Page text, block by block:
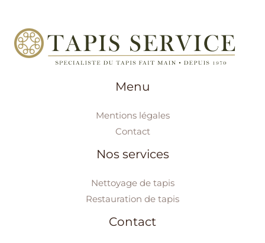
Menu
Mentions légales
Contact
Nos services
Nettoyage de tapis
Restauration de tapis
Contact